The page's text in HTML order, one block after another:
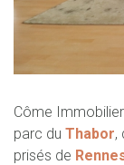
Côme
parc du Thabor,
prisés de